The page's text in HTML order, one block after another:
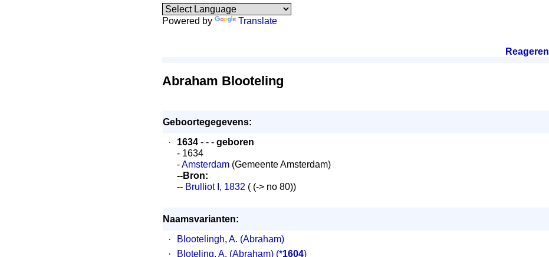
Powered by Translate
Reageren
Abraham Blooteling
Geboortegegevens:
·
1634 - - - geboren
- 1634
-Amsterdam (Gemeente Amsterdam)
--Bron:
-- Brulliot I, 1832 ( (-> no 80))
Naamsvarianten:
·
Blootelingh, A. (Abraham)
·
Bloteling, A. (Abraham) (*1604)